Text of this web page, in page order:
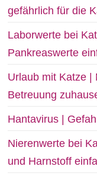
gefährlich für die
Laborwerte bei
Pankreaswerte
Urlaub mit Katze |
Betreuung
Hantavirus |
Nierenwerte bei
und Harnstoff